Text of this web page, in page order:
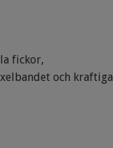
fickor,
och kraftiga